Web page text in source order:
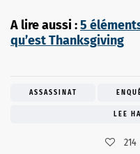
A lire aussi :5
qu’est Thanksgiving
ASSASSINAT
LEE
214